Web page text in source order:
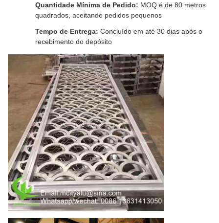
Quantidade Mínima de Pedido: MOQ é de 80 metros
quadrados, aceitando pedidos pequenos
Tempo de Entrega: Concluído em até 30 dias após o
recebimento do depósito